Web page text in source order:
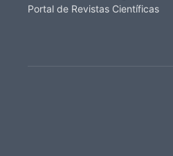
Portal de Revistas Científicas